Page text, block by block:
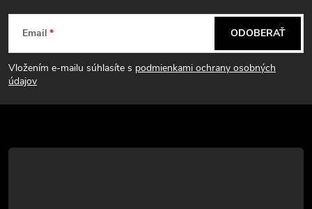
Z
á
p
t
Email
Vložením e-mailu súhlasíte s podmienkami ochrany osobných
údajov
ODOBERAŤ